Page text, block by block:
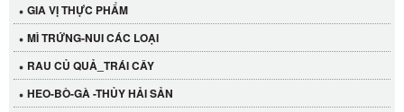
GIA VỊ THỰC PHẨM
MÌ TRỨNG-NUI CÁC LOẠI
RAU CỦ QUẢ_TRÁI CÂY
HEO-BÒ-GÀ -THỦY HẢI SẢN